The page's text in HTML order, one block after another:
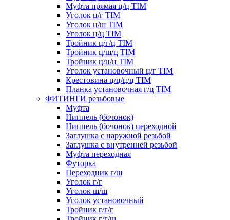
Муфта прямая ц/ц TIM
Уголок ц/г TIM
Уголок ц/ш TIM
Уголок ц/ц TIM
Тройник ц/г/ц TIM
Тройник ц/ш/ц TIM
Тройник ц/ц/ц TIM
Уголок установочный ц/г TIM
Крестовина ц/ц/ц/ц TIM
Планка установочная г/ц TIM
ФИТИНГИ резьбовые
Муфта
Ниппель (бочонок)
Ниппель (бочонок) переходной
Заглушка с наружной резьбой
Заглушка с внутренней резьбой
Муфта переходная
Футорка
Переходник г/ш
Уголок г/г
Уголок ш/ш
Уголок установочный
Тройник г/г/г